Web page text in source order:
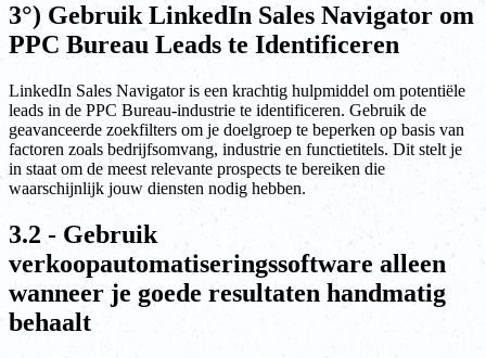
3°) Gebruik LinkedIn Sales Navigator om
PPC Bureau Leads te Identificeren
LinkedIn Sales Navigator is een krachtig hulpmiddel om potentiële
leads in de PPC Bureau-industrie te identificeren. Gebruik de
geavanceerde zoekfilters om je doelgroep te beperken op basis van
factoren zoals bedrijfsomvang, industrie en functietitels. Dit stelt je
in staat om de meest relevante prospects te bereiken die
waarschijnlijk jouw diensten nodig hebben.
3.2 - Gebruik
verkoopautomatiseringssoftware alleen
wanneer je goede resultaten handmatig
behaalt